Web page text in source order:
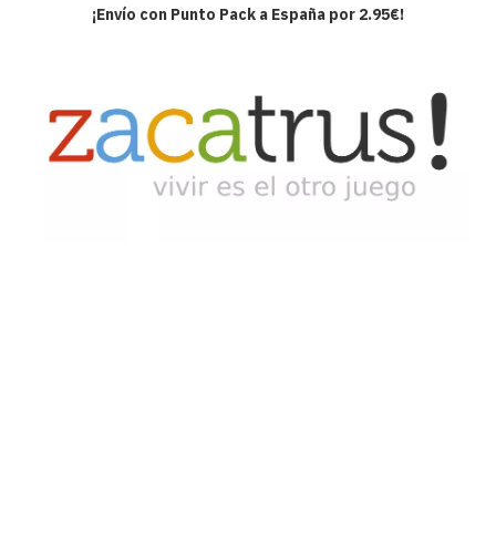
¡Envío con Punto Pack a España por 2.95€!